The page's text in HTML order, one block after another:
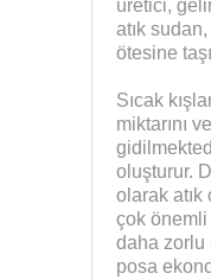
üretici,
atık
ötesine
Sıcak
miktarını
oluşturur.
olarak atık
çok önemli
daha zorlu
posa